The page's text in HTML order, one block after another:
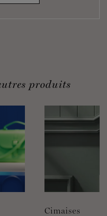
produits
Cimaises